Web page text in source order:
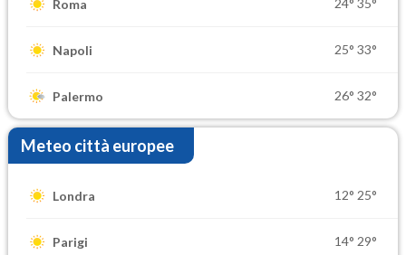
Roma
Napoli 25° 33°
Palermo 26° 32°
Meteo città europee
Londra 12° 25°
Parigi 14° 29°